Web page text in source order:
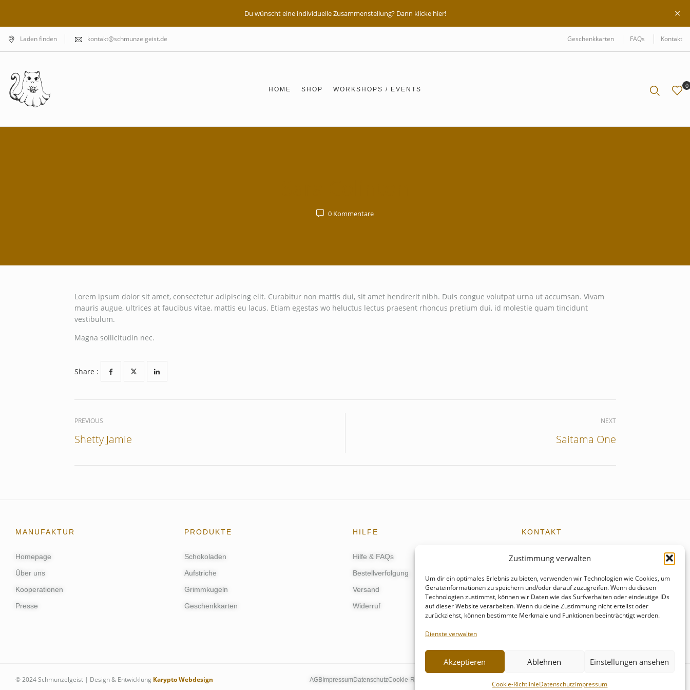
Zustimmung verwalten
Um dir ein optimales Erlebnis zu bieten, verwenden wir Technologien wie Cookies, um
Geräteinformationen zu speichern und/oder darauf zuzugreifen. Wenn du diesen
Technologien zustimmst, können wir Daten wie das Surfverhalten oder eindeutige IDs
auf dieser Website verarbeiten. Wenn du deine Zustimmung nicht erteilst oder
zurückziehst, können bestimmte Merkmale und Funktionen beeinträchtigt werden.
Dienste verwalten
Akzeptieren Ablehnen Einstellungen ansehen
Cookie-RichtlinieDatenschutzImpressum
Du wünscht eine individuelle Zusammenstellung? Dann klicke hier!
Laden finden kontakt@schmunzelgeist.de Geschenkkarten FAQs Kontakt
HOME SHOP WORKSHOPS / EVENTS 0
0 Kommentare
Lorem ipsum dolor sit amet, consectetur adipiscing elit. Curabitur non mattis dui, sit amet hendrerit nibh. Duis congue volutpat urna ut accumsan. Vivam
mauris augue, ultrices at faucibus vitae, mattis eu lacus. Etiam egestas wo heluctus lectus praesent rhoncus pretium dui, id molestie quam tincidunt
vestibulum.
Magna sollicitudin nec.
Share :
PREVIOUS
Shetty Jamie
NEXT
Saitama One
MANUFAKTUR
Homepage
Über uns
Kooperationen
Presse
PRODUKTE
Schokoladen
Aufstriche
Grimmkugeln
Geschenkkarten
HILFE
Hilfe & FAQs
Bestellverfolgung
Versand
Widerruf
KONTAKT
kontakt@schmunzelgeist.de
+49 176 - 55499821
© 2024 Schmunzelgeist | Design & Entwicklung Karypto Webdesign AGB ImpressumDatenschutzCookie-Richtlinie